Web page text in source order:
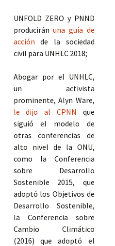
UNFOLD ZERO y PNND
produciránuna guía de
acciónde la sociedad
civil para UNHLC 2018;
Abogar por el UNHLC,
un activista
prominente, Alyn Ware,
le dijo al CPNN que
siguió el modelo de
otras conferencias de
alto nivel de la ONU,
como la Conferencia
sobre Desarrollo
Sostenible 2015, que
adoptó los Objetivos de
Desarrollo Sostenible,
la Conferencia sobre
Cambio Climático
(2016) que adoptó el